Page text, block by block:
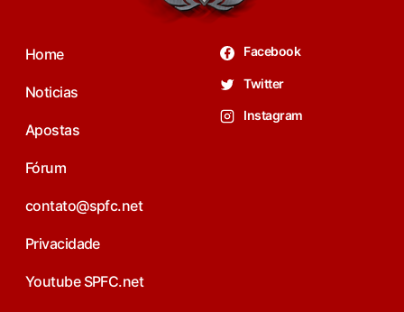
Home
Noticias
Apostas
Fórum
contato@spfc.net
Privacidade
Youtube SPFC.net
Facebook
Twitter
Instagram